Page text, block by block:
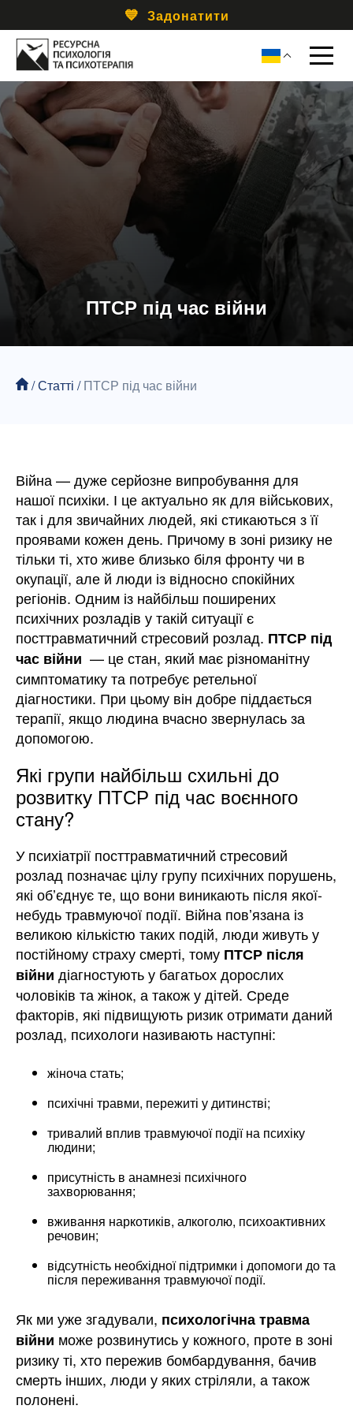
Задонатити
ПТСР під час війни
/Статті /ПТСР під час війни
Війна — дуже серйозне випробування для
нашої психіки. І це актуально як для військових,
так і для звичайних людей, які стикаються з її
проявами кожен день. Причому в зоні ризику не
тільки ті, хто живе близько біля фронту чи в
окупації, але й люди із відносно спокійних
регіонів. Одним із найбільш поширених
психічних розладів у такій ситуації є
посттравматичний стресовий розлад. ПТСР під
час війни — це стан, який має різноманітну
симптоматику та потребує ретельної
діагностики. При цьому він добре піддається
терапії, якщо людина вчасно звернулась за
допомогою.
Які групи найбільш схильні до
розвитку ПТСР під час воєнного
стану?
У психіатрії посттравматичний стресовий
розлад позначає цілу групу психічних порушень,
які обʼєднує те, що вони виникають після якої-
небудь травмуючої події. Війна повʼязана із
великою кількістю таких подій, люди живуть у
постійному страху смерті, тому ПТСР після
війни діагностують у багатьох дорослих
чоловіків та жінок, а також у дітей. Среде
факторів, які підвищують ризик отримати даний
розлад, психологи називають наступні:
жіноча стать;
психічні травми, пережиті у дитинстві;
тривалий вплив травмуючої події на психіку
людини;
присутність в анамнезі психічного
захворювання;
вживання наркотиків, алкоголю, психоактивних
речовин;
відсутність необхідної підтримки і допомоги до та
після переживання травмуючої події.
Як ми уже згадували, психологічна травма
війни може розвинутись у кожного, проте в зоні
ризику ті, хто пережив бомбардування, бачив
смерть інших, люди у яких стріляли, а також
полонені.